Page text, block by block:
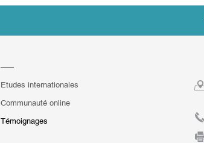
Etudes internationales
Communauté online
Témoignages